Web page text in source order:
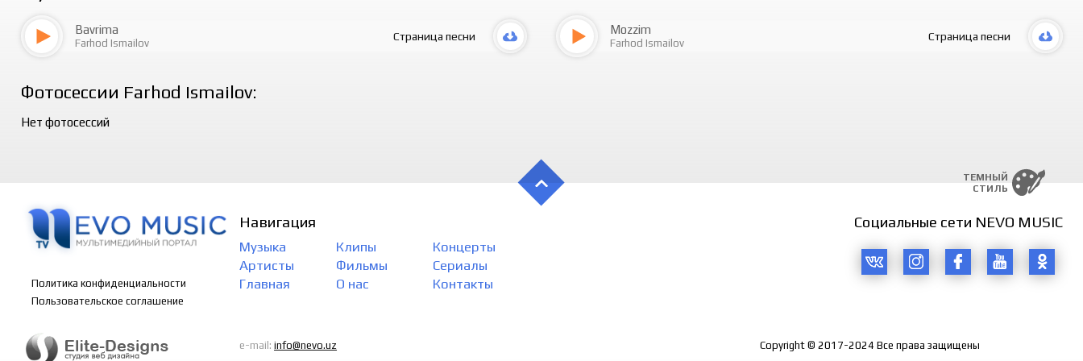
Bavrima
Farhod Ismailov
Страница песни Mozzim
Farhod Ismailov
Страница песни
Фотосессии Farhod Ismailov:
Нет фотосессий
ТЕМНЫЙ
СТИЛЬ
Политика конфиденциальности
Пользовательское соглашение
Навигация
Музыка Клипы
Концерты
Артисты
Фильмы
Сериалы
Главная
О нас Контакты
Социальные сети NEVO MUSIC
e-mail:info@nevo.uz Copyright © 2017-2024 Все права защищены